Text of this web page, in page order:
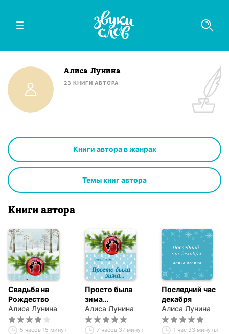
Алиса Лунина
23 КНИГИ АВТОРА
Книги автора в жанрах
Темы книг автора
Книги автора
Свадьба на
Рождество
Алиса Лунина
5 часов 15 минут
Просто была
зима…
Алиса Лунина
7 часов 37 минут
Последний час
декабря
Алиса Лунина
1 час 33 минуты